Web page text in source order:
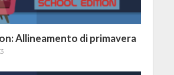
Allineamento di primavera